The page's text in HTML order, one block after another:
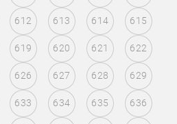
612 613 614 615
619 620 621 622
626 627 628 629
633 634 635 636